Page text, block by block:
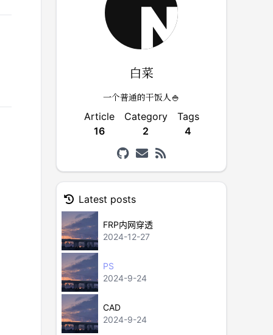
白菜
一个普通的干饭人🍚
Article
16
Category
2
Tags
4
Latest posts
FRP内网穿透
2024-12-27
PS
2024-9-24
CAD
2024-9-24